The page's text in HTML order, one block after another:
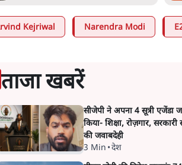
Kejriwal Narendra Modi
ताजा खबरें
सीजेपी ने अपना 4 सूत्री एजेंडा
किया- शिक्षा, रोज़गार,
की जवाबदेही
3 Min •देश